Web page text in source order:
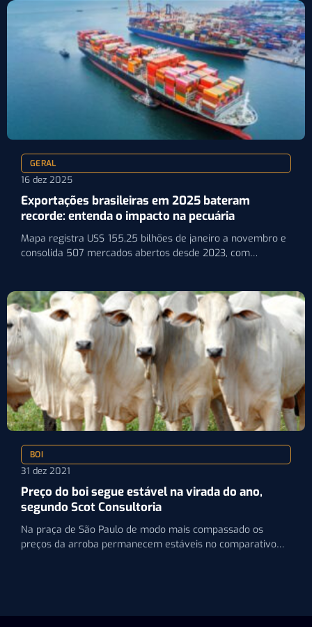
GERAL
16 dez 2025
Exportações brasileiras em 2025 bateram
recorde: entenda o impacto na pecuária
Mapa registra US$ 155,25 bilhões de janeiro a novembro e
consolida 507 mercados abertos desde 2023, com
BOI
31 dez 2021
Preço do boi segue estável na virada do ano,
segundo Scot Consultoria
Na praça de São Paulo de modo mais compassado os
preços da arroba permanecem estáveis no comparativo